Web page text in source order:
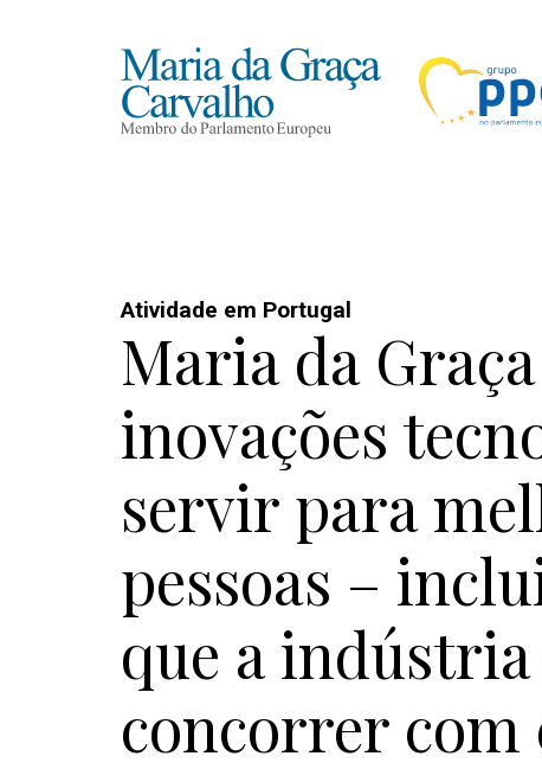
Atividade em Portugal
Maria da
inovações
servir para
pessoas –
que a
concorrer com